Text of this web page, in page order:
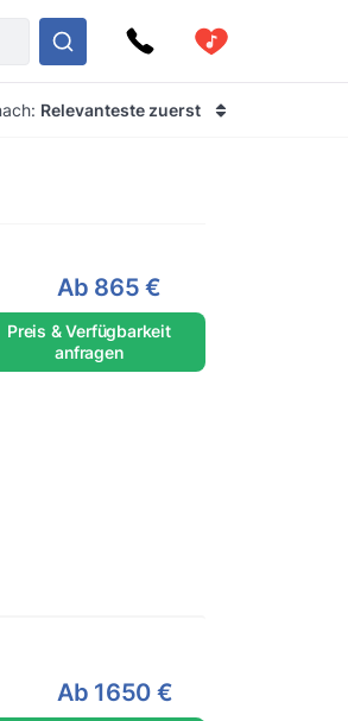
Relevanteste zuerst
Ab 865 €
Preis & Verfügbarkeit
anfragen
Ab 1650 €